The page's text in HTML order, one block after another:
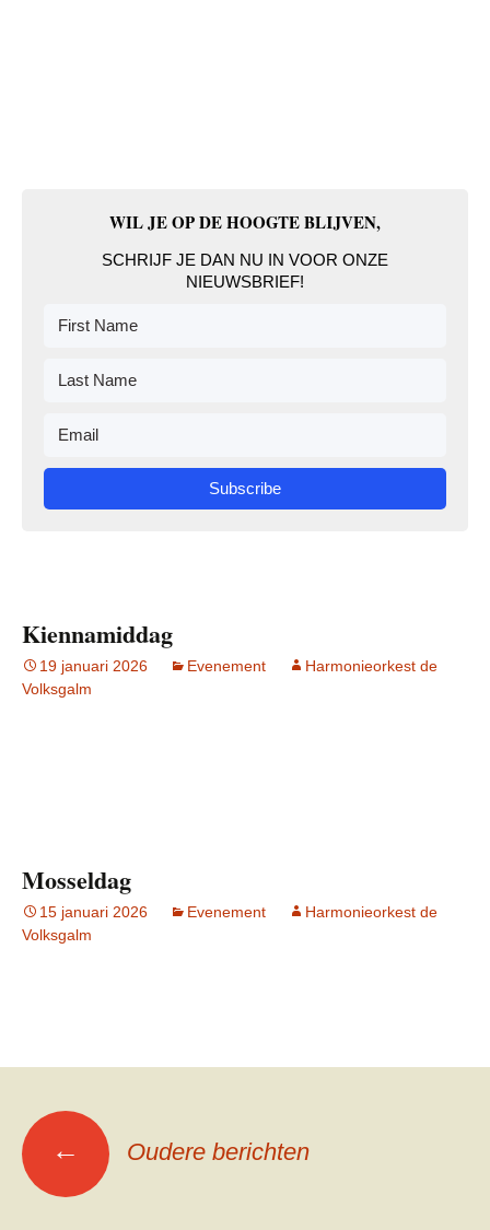
WIL JE OP DE HOOGTE BLIJVEN,
SCHRIJF JE DAN NU IN VOOR ONZE
NIEUWSBRIEF!
Subscribe
Kiennamiddag
19 januari 2026 Evenement
Harmonieorkest de
Volksgalm
Mosseldag
15 januari 2026 Evenement
Harmonieorkest de
Volksgalm
Berichtennavigatie
← Oudere berichten